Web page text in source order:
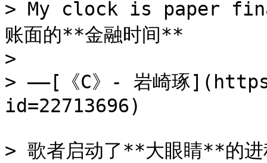
> My clock is paper
账面的**金融时间**
>
> ——[《C》- 岩崎琢
id=22713696)
> 歌者启动了**大眼睛**的进